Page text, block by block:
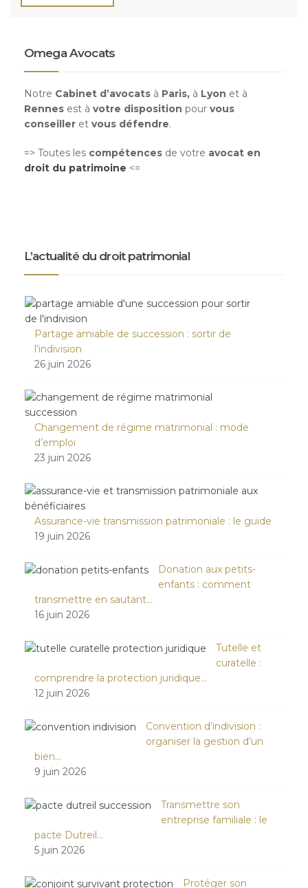
Omega Avocats
Notre Cabinet d’avocats à Paris, à Lyon et à
Rennes est à votre disposition pour vous
conseiller et vous défendre.
=> Toutes les compétences de votre avocat en
droit du patrimoine <=
L’actualité du droit patrimonial
Partage amiable de succession : sortir de
l’indivision
26 juin 2026
Changement de régime matrimonial : mode
d’emploi
23 juin 2026
Assurance-vie transmission patrimoniale : le guide
19 juin 2026
Donation aux petits-
enfants : comment
transmettre en sautant…
16 juin 2026
Tutelle et
curatelle :
comprendre la protection juridique…
12 juin 2026
Convention d’indivision :
organiser la gestion d’un
bien…
9 juin 2026
Transmettre son
entreprise familiale : le
pacte Dutreil…
5 juin 2026
Protéger son